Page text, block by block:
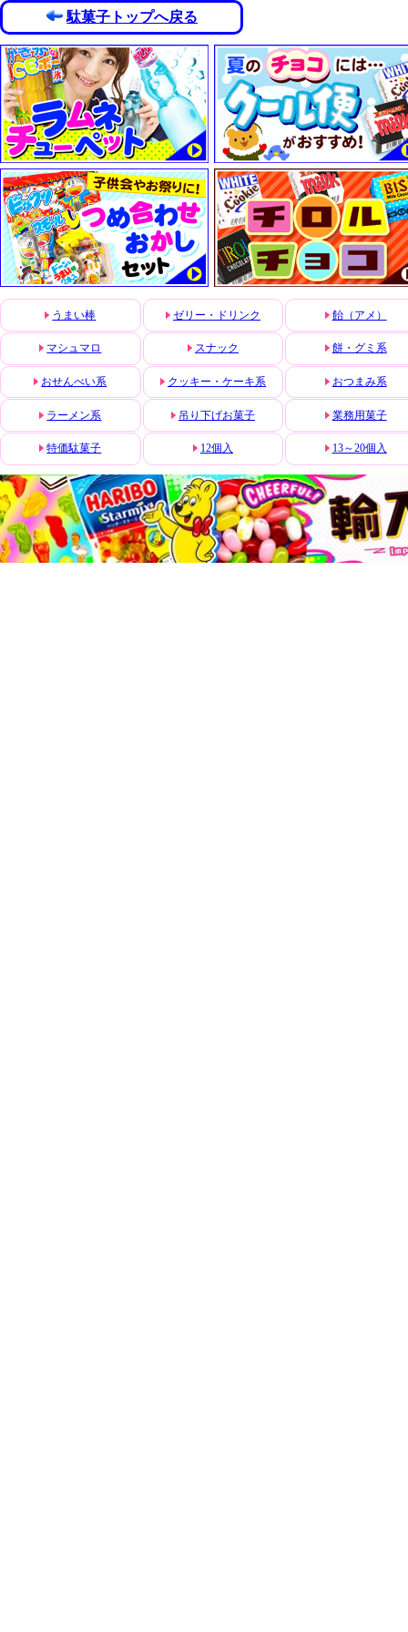
駄菓子トップへ戻る
うまい棒 ゼリー・ドリンク 飴（アメ）
マシュマロ スナック 餅・グミ系
おせんべい系 クッキー・ケーキ系 おつまみ系
ラーメン系 吊り下げお菓子 業務用菓子
特価駄菓子 12個入 13～20個入